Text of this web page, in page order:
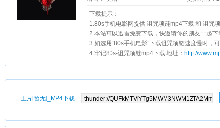
下载提示：
1.80s手机电影网提供 诅咒项链mp4下载 和 诅咒
2.本站可以迅雷免费下载，快邀请你的朋友一起
3.如选用“80s手机电影”下载诅咒项链速度慢时，
4.牢记80s-诅咒项链mp4下载 地址： http://
正片[暂无]_MP4下载